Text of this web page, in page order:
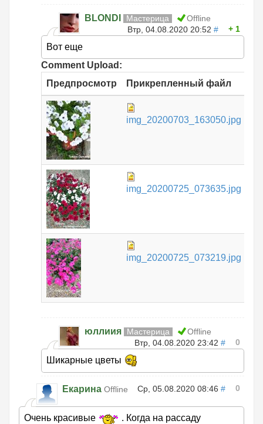
BLONDI Мастерица
Offline
Втр, 04.08.2020 20:52 # 1
Вот еще
Comment Upload:
Предпросмотр
Прикрепленный файл
img_20200703_163050.jpg
img_20200725_073635.jpg
img_20200725_073219.jpg
юллиия Мастерица
Offline
Втр, 04.08.2020 23:42 # 0
Шикарные цветы
Екарина Offline Ср, 05.08.2020 08:46 # 0
Очень красивые
. Когда на рассаду